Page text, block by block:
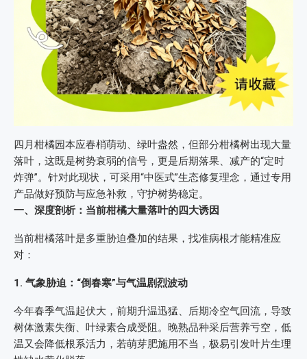
四月柑橘园本应春梢萌动、绿叶盎然，但部分柑橘树出现大量
落叶，这既是树势衰弱的信号，更是后期落果、减产的“定时
炸弹”。针对此现状，可采用“中医式”生态修复理念，通过专用
产品做好预防与应急补救，守护树势稳定。
一、深度剖析：当前柑橘大量落叶的四大诱因
当前柑橘落叶是多重胁迫叠加的结果，找准病根才能精准应
对：
1. 气象胁迫：“倒春寒”与气温剧烈波动
今年春季气温起伏大，前期升温迅猛、后期冷空气回流，导致
树体激素失衡、叶绿素合成受阻。晚熟品种采后营养亏空，低
温又会降低根系活力，若萌芽肥施用不当，极易引发叶片生理